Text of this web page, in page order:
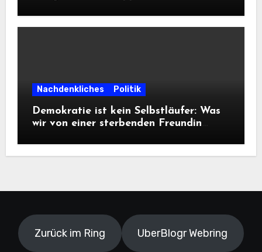
Informationsfreiheit!
Nachdenkliches Politik
Demokratie ist kein Selbstläufer: Was
wir von einer sterbenden Freundin
Zurück im Ring UberBlogr Webring